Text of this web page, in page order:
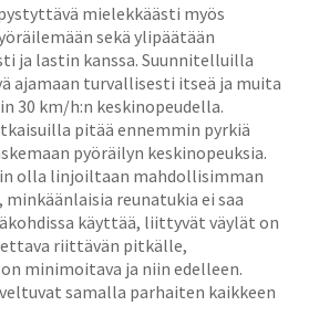
mielekkäästi myös
sekä ylipäätään
ja lastin kanssa. Suunnitelluilla
ajamaan turvallisesti itseä ja muita
30 km/h:n keskinopeudella.
pitää ennemmin pyrkiä
pyöräilyn keskinopeuksia.
olla linjoiltaan mahdollisimman
reunatukia ei saa
käyttää, liittyvät väylät on
riittävän pitkälle,
minimoitava ja niin edelleen.
samalla parhaiten kaikkeen